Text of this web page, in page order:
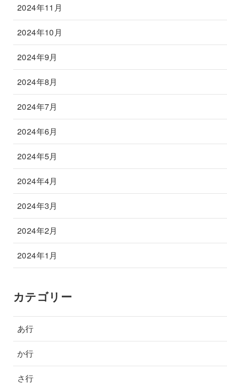
2024年11月
2024年10月
2024年9月
2024年8月
2024年7月
2024年6月
2024年5月
2024年4月
2024年3月
2024年2月
2024年1月
カテゴリー
あ行
か行
さ行